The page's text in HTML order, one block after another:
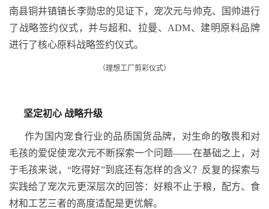
南县铜井镇镇长李勋忠的见证下，宠次元与帅克、国帅进行
了战略签约仪式，并与超和、拉曼、ADM、建明原料品牌
进行了核心原料战略签约仪式。
（理想工厂剪彩仪式）
坚定初心 战略升级
作为国内宠食行业的品质国货品牌，对生命的敬畏和对
毛孩的爱促使宠次元不断探索一个问题――在基础之上，对
于毛孩来说，“吃得好”到底还有怎样的含义？反复的探索与
实践给了宠次元更深层次的回答：好粮不止于粮，配方、食
材和工艺三者的高度适配是更优解。